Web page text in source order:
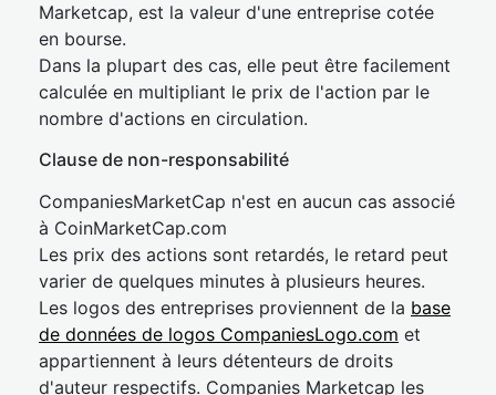
Marketcap, est la valeur d'une entreprise cotée
en bourse.
Dans la plupart des cas, elle peut être facilement
calculée en multipliant le prix de l'action par le
nombre d'actions en circulation.
Clause de non-responsabilité
CompaniesMarketCap n'est en aucun cas associé
à CoinMarketCap.com
Les prix des actions sont retardés, le retard peut
varier de quelques minutes à plusieurs heures.
Les logos des entreprises proviennent de la base
de données de logos CompaniesLogo.com et
appartiennent à leurs détenteurs de droits
d'auteur respectifs. Companies Marketcap les